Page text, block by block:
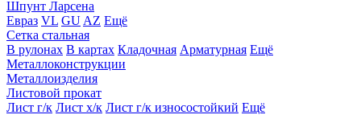
Шпунт Ларсена
Евраз VL GU AZ Ещё
Сетка стальная
В рулонах В картах Кладочная Арматурная Ещё
Металлоконструкции
Металлоизделия
Листовой прокат
Лист г/к Лист х/к Лист г/к износостойкий Ещё